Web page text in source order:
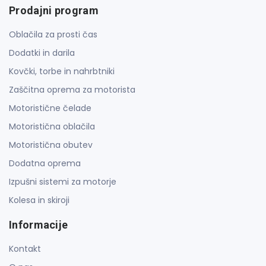
Prodajni program
Oblačila za prosti čas
Dodatki in darila
Kovčki, torbe in nahrbtniki
Zaščitna oprema za motorista
Motoristične čelade
Motoristična oblačila
Motoristična obutev
Dodatna oprema
Izpušni sistemi za motorje
Kolesa in skiroji
Informacije
Kontakt